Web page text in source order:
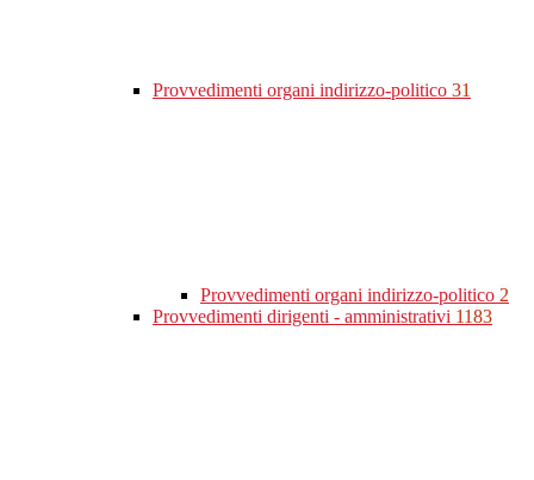
Provvedimenti organi indirizzo-politico 31
Provvedimenti organi indirizzo-politico 2
Provvedimenti dirigenti - amministrativi 1183